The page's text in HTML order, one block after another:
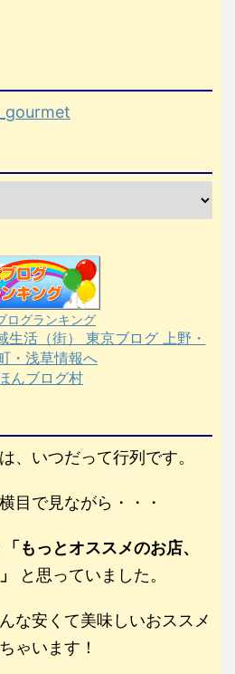
ログランキング
んブログ村
、いつだって行列です。
目で見ながら・・・
「もっとオススメのお店、
と思っていました。
な安くて美味しいおススメ
ゃいます！